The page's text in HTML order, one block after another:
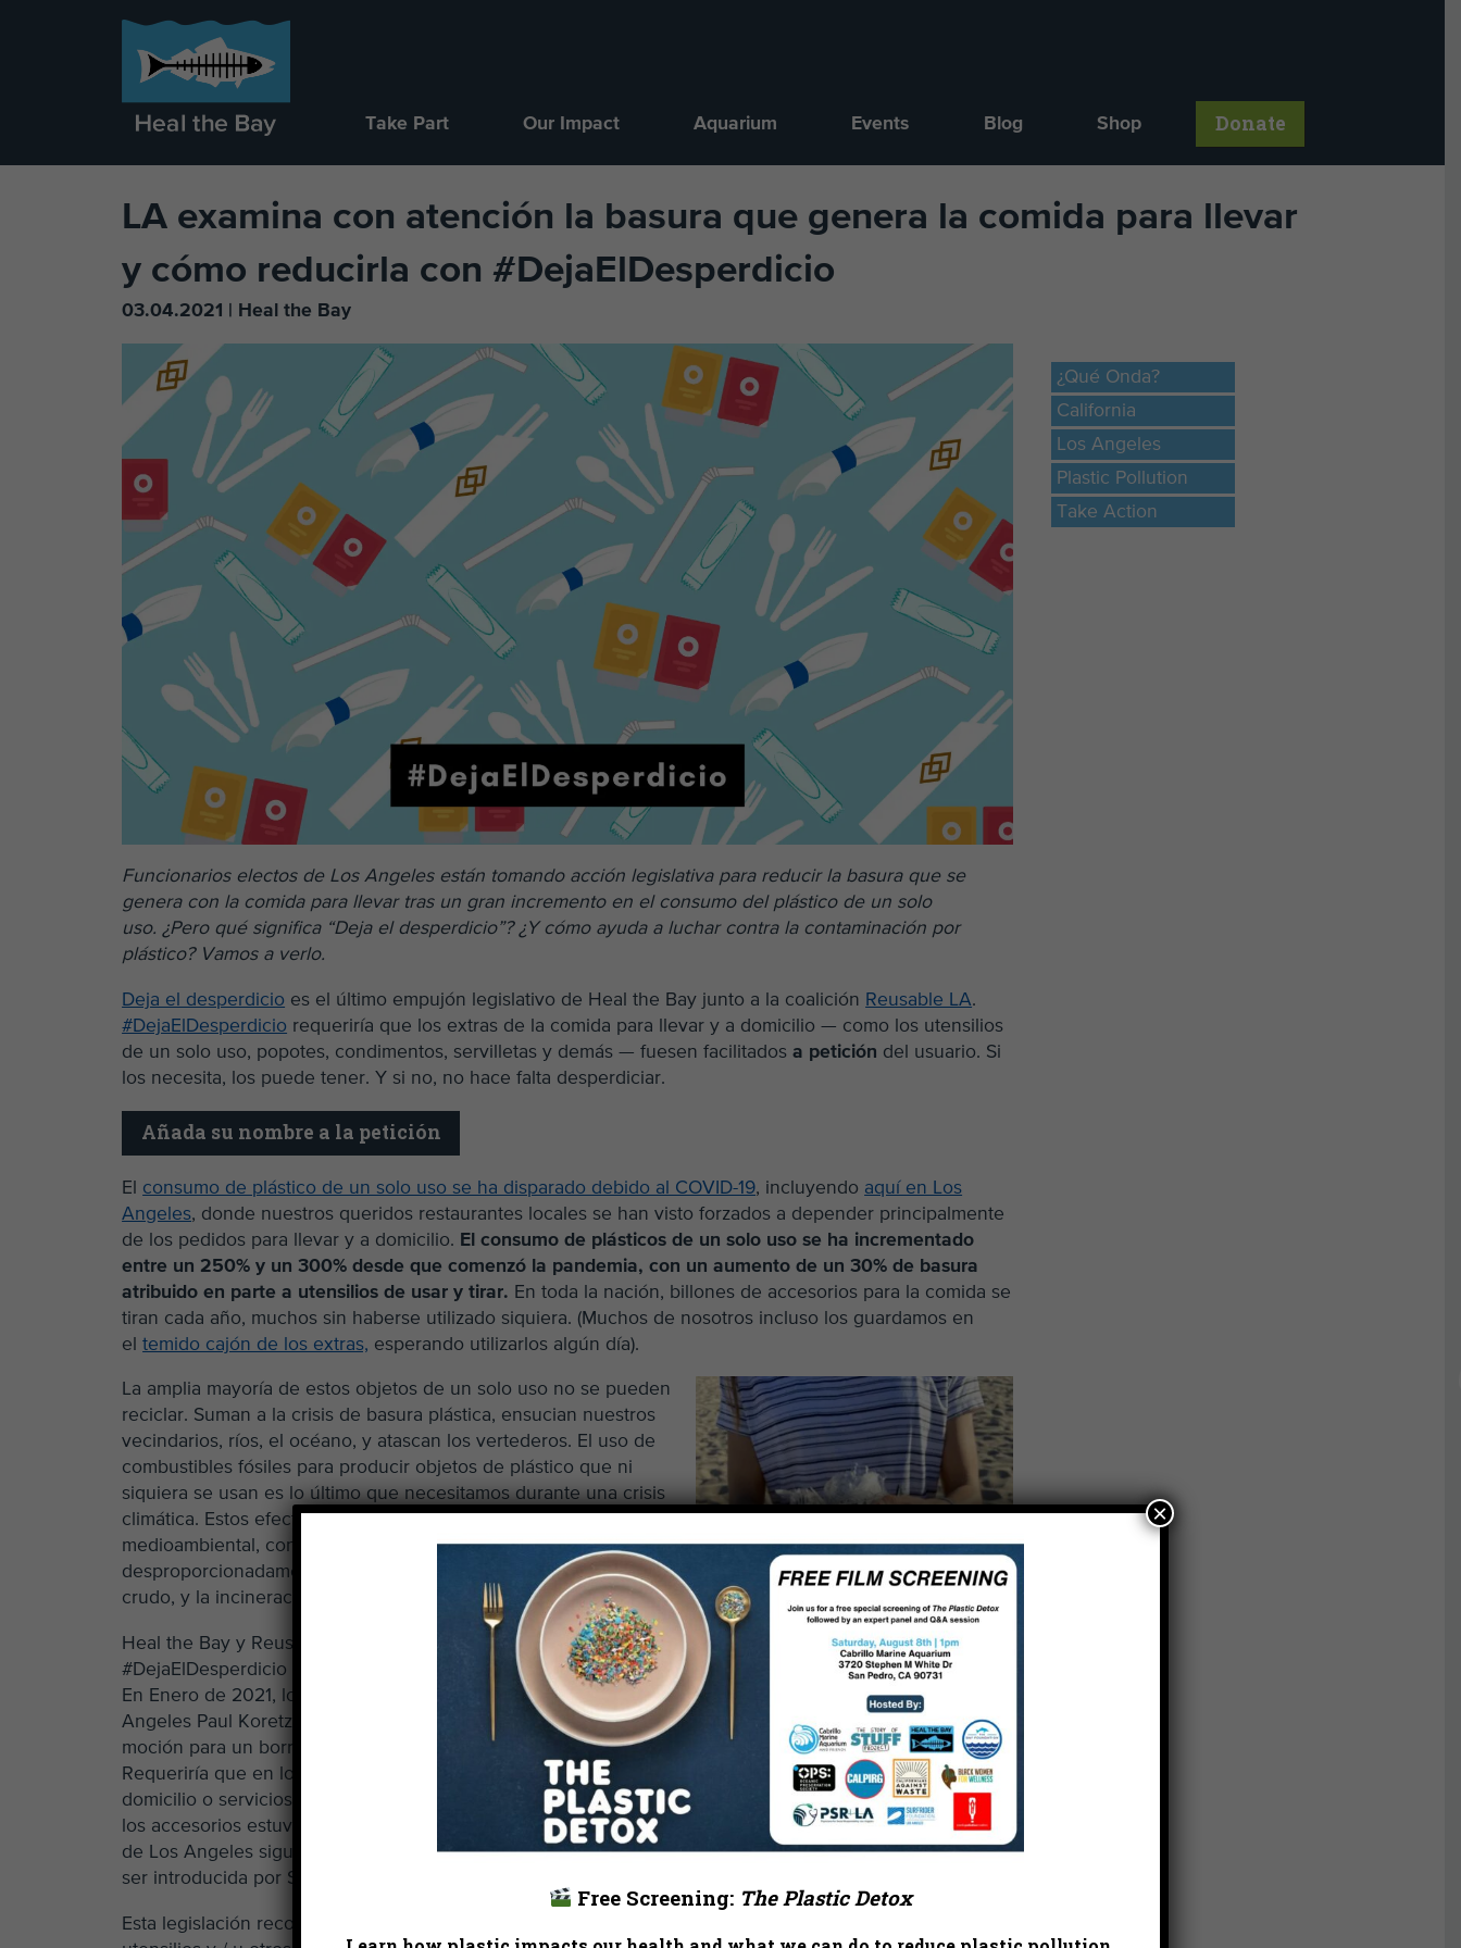
Take Part Our Impact Aquarium Events Blog Shop Donate
LA examina con atención la basura que genera la comida para llevar
y cómo reducirla con #DejaElDesperdicio
03.04.2021 | Heal the Bay
¿Qué Onda?
California
Los Angeles
Plastic Pollution
Take Action
Funcionarios electos de Los Angeles están tomando acción legislativa para reducir la basura que se
genera con la comida para llevar tras un gran incremento en el consumo del plástico de un solo
uso. ¿Pero qué significa “Deja el desperdicio”? ¿Y cómo ayuda a luchar contra la contaminación por
plástico? Vamos a verlo.
Deja el desperdicio es el último empujón legislativo de Heal the Bay junto a la coalición Reusable LA.
#DejaElDesperdicio requeriría que los extras de la comida para llevar y a domicilio — como los utensilios
de un solo uso, popotes, condimentos, servilletas y demás — fuesen facilitadosa petición del usuario. Si
los necesita, los puede tener. Y si no, no hace falta desperdiciar.
Añada su nombre a la petición
El consumo de plástico de un solo uso se ha disparado debido al COVID-19, incluyendo aquí en Los
Angeles, donde nuestros queridos restaurantes locales se han visto forzados a depender principalmente
de los pedidos para llevar y a domicilio. El consumo de plásticos de un solo uso se ha incrementado
entre un 250% y un 300% desde que comenzó la pandemia, con un aumento de un 30% de basura
atribuido en parte a utensilios de usar y tirar. En toda la nación, billones de accesorios para la comida se
tiran cada año, muchos sin haberse utilizado siquiera. (Muchos de nosotros incluso los guardamos en
eltemido cajón de los extras, esperando utilizarlos algún día).
La amplia mayoría de estos objetos de un solo uso no se pueden
reciclar. Suman a la crisis de basura plástica, ensucian nuestros
vecindarios, ríos, el océano, y atascan los vertederos. El uso de
combustibles fósiles para producir objetos de plástico que ni
siquiera se usan es lo último que necesitamos durante una crisis
climática. Estos efectos también presentan problemas de justicia
medioambiental, con las comunidades en primera línea sufriendo
desproporcionadamente por el cambio climático, la extracción de
crudo, y la incineración asociada a plásticos de un solo uso.
Heal the Bay y Reusable LA están abogando por legislar
#DejaElDesperdicio en la ciudad y el condado de Los Angeles.
En Enero de 2021, los miembros del consejo de la ciudad de Los
Angeles Paul Koretz y Paul Krekorian introdujeron una
moción para un borrador de ley para #DejaElDesperdicio.
Requeriría que en los casos de comida para llevar, servicio a
domicilio o servicios de entrega a domicilios de terceros, todos
los accesorios estuvieran disponibles únicamente bajo petición. La Junta de Supervisores del Condado
de Los Angeles siguió el ejemplo y en Febrero de 2021 pasó una moción similar de forma unánime tras
ser introducida por Sheila Kuehl, miembro de la junta.
Esta legislación reconoce que los miembros de la comunidad pueden necesitar pajitas/ popotes/pajillas,
Free Screening: The Plastic Detox
×